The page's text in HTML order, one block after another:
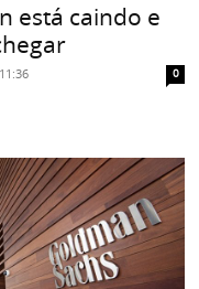
está caindo e
0